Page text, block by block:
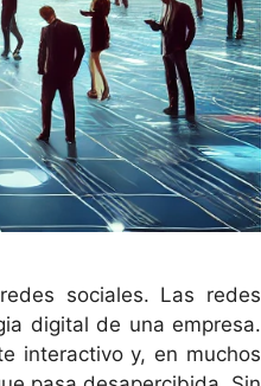
sociales. Las redes
digital de una empresa.
interactivo y, en muchos